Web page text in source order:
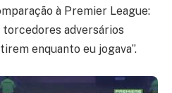
à Premier League:
torcedores adversários
enquanto eu jogava”.